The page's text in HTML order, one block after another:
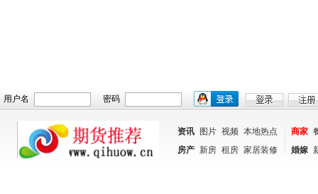
用户名 密码
资讯 图片 视频 本地热点
房产 新房 租房 家居装修
商家
婚嫁